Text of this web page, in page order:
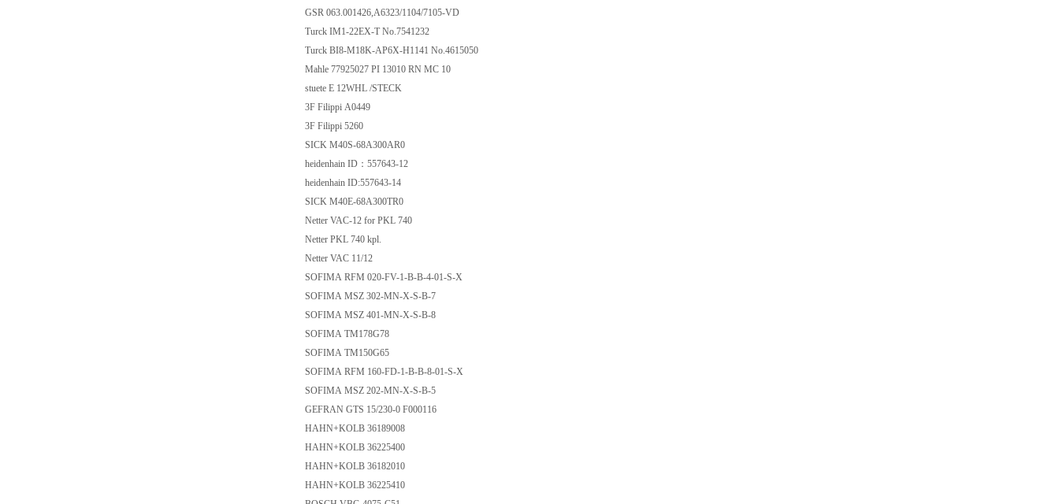
GSR 063.001426,A6323/1104/7105-VD
Turck IM1-22EX-T No.7541232
Turck BI8-M18K-AP6X-H1141 No.4615050
Mahle 77925027 PI 13010 RN MC 10
stuete E 12WHL /STECK
3F Filippi A0449
3F Filippi 5260
SICK M40S-68A300AR0
heidenhain ID：557643-12
heidenhain ID:557643-14
SICK M40E-68A300TR0
Netter VAC-12 for PKL 740
Netter PKL 740 kpl.
Netter VAC 11/12
SOFIMA RFM 020-FV-1-B-B-4-01-S-X
SOFIMA MSZ 302-MN-X-S-B-7
SOFIMA MSZ 401-MN-X-S-B-8
SOFIMA TM178G78
SOFIMA TM150G65
SOFIMA RFM 160-FD-1-B-B-8-01-S-X
SOFIMA MSZ 202-MN-X-S-B-5
GEFRAN GTS 15/230-0 F000116
HAHN+KOLB 36189008
HAHN+KOLB 36225400
HAHN+KOLB 36182010
HAHN+KOLB 36225410